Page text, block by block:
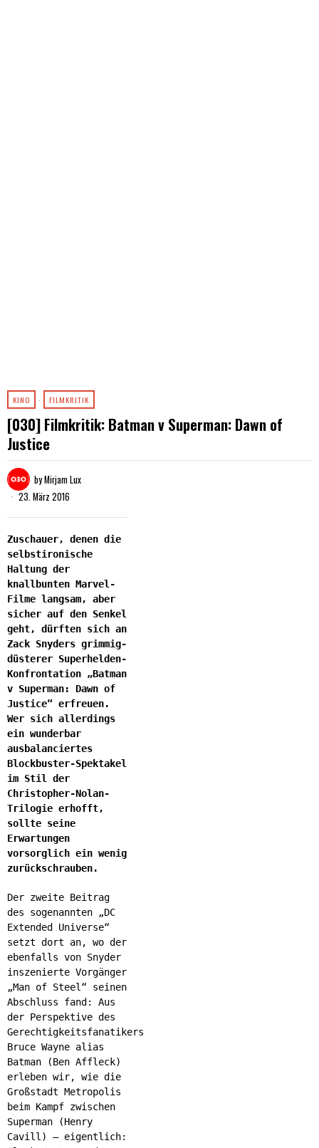
KINO · FILMKRITIK
[030] Filmkritik: Batman v Superman: Dawn of
Justice
byMirjam Lux
23. März 2016
Zuschauer, denen die
selbstironische
Haltung der
knallbunten Marvel-
Filme langsam, aber
sicher auf den Senkel
geht, dürften sich an
Zack Snyders grimmig-
düsterer Superhelden-
Konfrontation „Batman
v Superman: Dawn of
Justice“ erfreuen.
Wer sich allerdings
ein wunderbar
ausbalanciertes
Blockbuster-Spektakel
im Stil der
Christopher-Nolan-
Trilogie erhofft,
sollte seine
Erwartungen
vorsorglich ein wenig
zurückschrauben.
Der zweite Beitrag
des sogenannten „DC
Extended Universe“
setzt dort an, wo der
ebenfalls von Snyder
inszenierte Vorgänger
„Man of Steel“ seinen
Abschluss fand: Aus
der Perspektive des
Gerechtigkeitsfanatikers
Bruce Wayne alias
Batman (Ben Affleck)
erleben wir, wie die
Großstadt Metropolis
beim Kampf zwischen
Superman (Henry
Cavill) – eigentlich: